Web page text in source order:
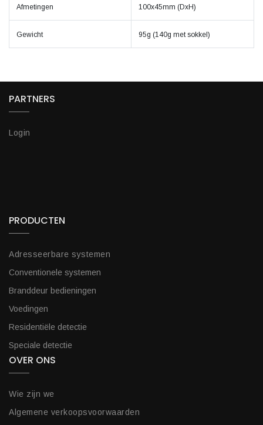
Afmetingen 100x45mm (DxH)
Gewicht 95g (140g met sokkel)
PARTNERS
Login
PRODUCTEN
Adresseerbare systemen
Conventionele systemen
Branddeur bedieningen
Voedingen
Residentiële detectie
Speciale detectie
OVER ONS
Wie zijn we
Algemene verkoopsvoorwaarden